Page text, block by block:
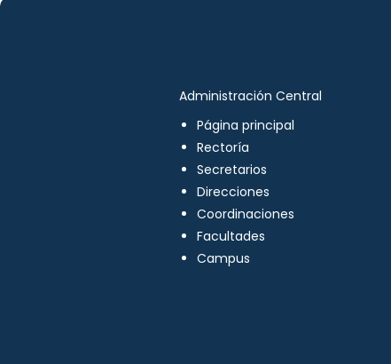
Administración Central
Página principal
Rectoría
Secretarios
Direcciones
Coordinaciones
Facultades
Campus